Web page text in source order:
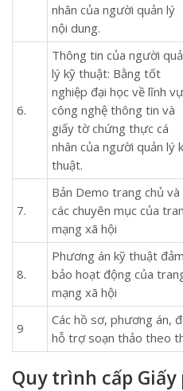
nhân của người quản lý
nội dung.
6.
Thông tin của người
lý kỹ thuật: Bằng tốt
nghiệp đại học về lĩnh
công nghệ thông tin và
giấy tờ chứng thực cá
nhân của người quản lý
thuật.
7.
Bản Demo trang chủ và
các chuyên mục của
mạng xã hội
8.
Phương án kỹ thuật đảm
bảo hoạt động của
mạng xã hội
9
Các hồ sơ, phương án,
hỗ trợ soạn thảo theo
Quy trình cấp